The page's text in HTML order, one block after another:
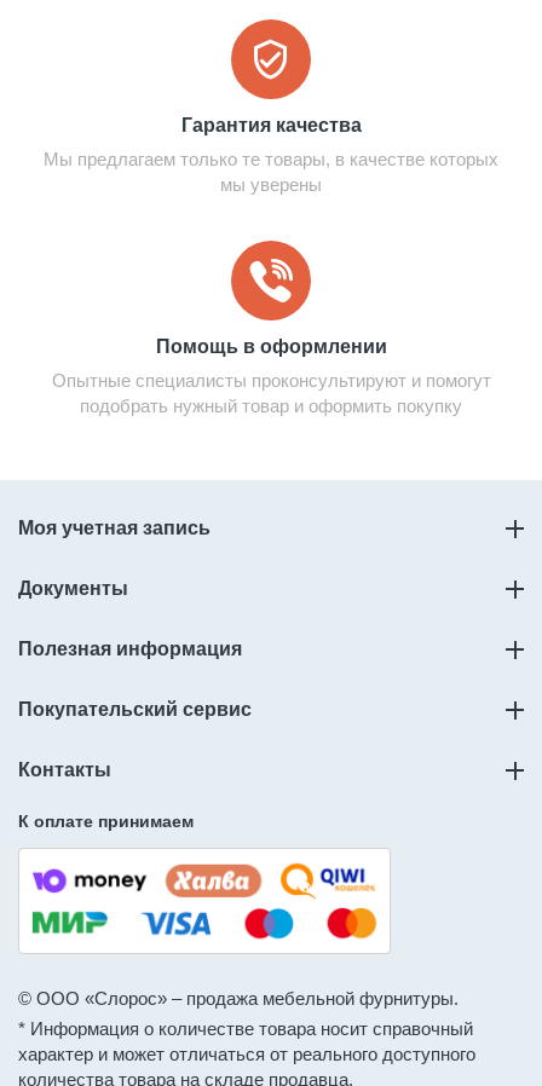
Гарантия качества
Мы предлагаем только те товары, в качестве которых
мы уверены
Помощь в оформлении
Опытные специалисты проконсультируют и помогут
подобрать нужный товар и оформить покупку
Моя учетная запись
Документы
Полезная информация
Покупательский сервис
Контакты
К оплате принимаем
© ООО «Слорос» – продажа мебельной фурнитуры.
* Информация о количестве товара носит справочный
характер и может отличаться от реального доступного
количества товара на складе продавца.